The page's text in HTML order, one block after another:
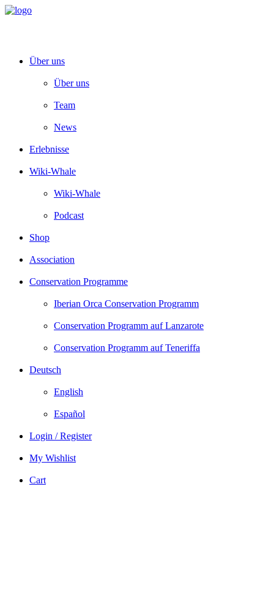
Über uns
Über uns
Team
News
Erlebnisse
Wiki-Whale
Wiki-Whale
Podcast
Shop
Association
Conservation Programme
Iberian Orca Conservation Programm
Conservation Programm auf Lanzarote
Conservation Programm auf Teneriffa
Deutsch
English
Español
Login / Register
My Wishlist
Cart